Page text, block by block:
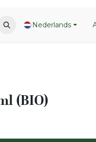
Nederlands
(BIO)